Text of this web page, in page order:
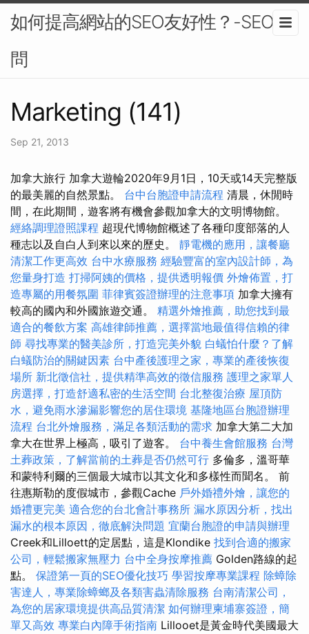
如何提高網站的SEO友好性？-SEO顧
問
Marketing (141)
Sep 21, 2013
加拿大旅行 加拿大遊輪2020年9月1日，10天或14天完整版
的最美麗的自然景點。 台中台胞證申請流程 清晨，休閒時
間，在此期間，遊客將有機會參觀加拿大的文明博物館。
經絡調理證照課程 超現代博物館概述了各種印度部落的人
種志以及自白人到來以來的歷史。 靜電機的應用，讓餐廳
清潔工作更高效 台中水療服務 經驗豐富的室內設計師，為
您量身打造 打掃阿姨的價格，提供透明報價 外燴佈置，打
造專屬的用餐氛圍 菲律賓簽證辦理的注意事項 加拿大擁有
較高的國內和外國旅遊交通。 精選外燴推薦，助您找到最
適合的餐飲方案 高雄律師推薦，選擇當地最值得信賴的律
師 尋找專業的醫美診所，打造完美外貌 白蟻怕什麼？了解
白蟻防治的關鍵因素 台中產後護理之家，專業的產後恢復
場所 新北徵信社，提供精準高效的徵信服務 護理之家單人
房選擇，打造舒適私密的生活空間 台北整復治療 屋頂防
水，避免雨水滲漏影響您的居住環境 基隆地區台胞證辦理
流程 台北外燴服務，滿足各類活動的需求 加拿大第二大加
拿大在世界上極高，吸引了遊客。 台中養生會館服務 台灣
土葬政策，了解當前的土葬是否仍然可行 多倫多，溫哥華
和蒙特利爾的三個最大城市以其文化和多樣性而聞名。 前
往惠斯勒的度假城市，參觀Cache 戶外婚禮外燴，讓您的
婚禮更完美 適合您的台北會計事務所 漏水原因分析，找出
漏水的根本原因，徹底解決問題 宜蘭台胞證的申請與辦理
Creek和Lilloett的定居點，這是Klondike 找到合適的搬家
公司，輕鬆搬家無壓力 台中全身按摩推薦 Golden路線的起
點。 保證第一頁的SEO優化技巧 學習按摩專業課程 除蟑除
害達人，專業除蟑螂及各類害蟲清除服務 台南清潔公司，
為您的居家環境提供高品質清潔 如何辦理柬埔寨簽證，簡
單又高效 專業白內障手術指南 Lillooet是黃金時代美國最大